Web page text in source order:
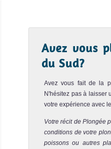
Avez vous
du Sud?
Avez vous fait de la
N'hésitez pas à laisser
votre expérience avec
Votre récit de Plongée
conditions de votre
poissons ou autres